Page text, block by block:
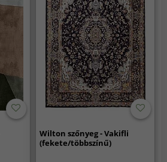
Wilton szőnyeg - Vakifli
(fekete/többszínű)